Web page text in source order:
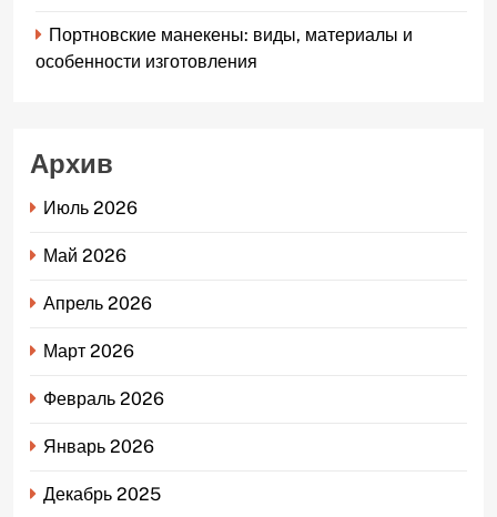
Портновские манекены: виды, материалы и
особенности изготовления
Архив
Июль 2026
Май 2026
Апрель 2026
Март 2026
Февраль 2026
Январь 2026
Декабрь 2025